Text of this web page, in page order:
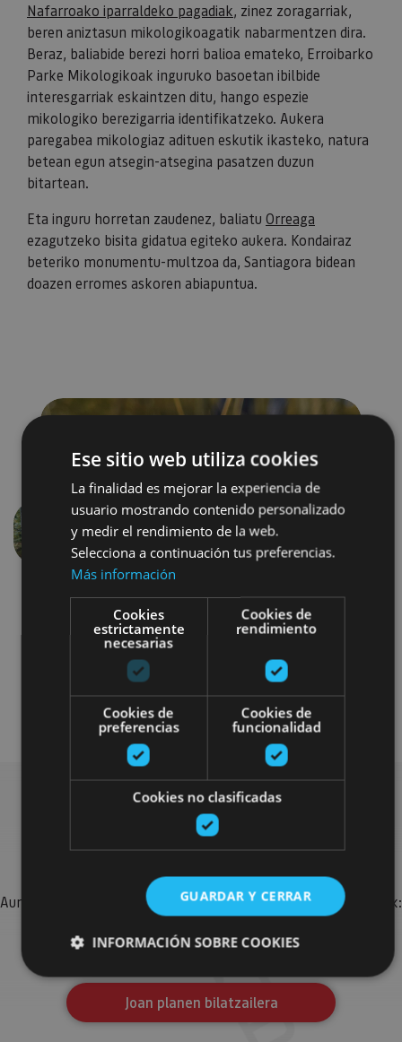
Nafarroako iparraldeko pagadiak, zinez zoragarriak,
beren aniztasun mikologikoagatik nabarmentzen dira.
Beraz, baliabide berezi horri balioa emateko, Erroibarko
Parke Mikologikoak inguruko basoetan ibilbide
interesgarriak eskaintzen ditu, hango espezie
mikologiko berezigarria identifikatzeko. Aukera
paregabea mikologiaz adituen eskutik ikasteko, natura
betean egun atsegin-atsegina pasatzen duzun
bitartean.
Eta inguru horretan zaudenez, baliatu Orreaga
ezagutzeko bisita gidatua egiteko aukera. Kondairaz
beteriko monumentu-multzoa da, Santiagora bidean
doazen erromes askoren abiapuntua.
Aurrekoa
Visitas guiadas Gastronomía
Bilatu plan gehiago
Aurkitu zure bidaia Nafarroan osatzeko planak eta iradokizunak:
garrantzitsuenak.
Joan planen bilatzailera
Ese sitio web utiliza cookies
La finalidad es mejorar la experiencia de
usuario mostrando contenido personalizado
y medir el rendimiento de la web.
Selecciona a continuación tus preferencias.
Más información
Cookies
estrictamente
necesarias
Cookies de
rendimiento
Cookies de
preferencias
Cookies de
funcionalidad
Cookies no clasificadas
GUARDAR Y CERRAR
INFORMACIÓN SOBRE COOKIES
Cookies estrictamente necesarias